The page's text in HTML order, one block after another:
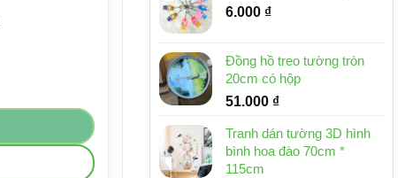
6.000 ₫
Đồng hồ treo tường tròn
20cm có hộp
51.000 ₫
Tranh dán tường 3D hình
bình hoa đào 70cm *
115cm